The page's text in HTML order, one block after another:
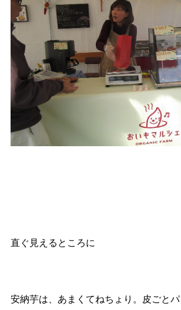
直ぐ見えるところに
安納芋は、あまくてねちょり。皮ごと